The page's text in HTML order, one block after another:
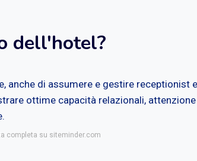
dell'hotel?
anche di assumere e gestire receptionist
ottime capacità relazionali,
completa su siteminder.com